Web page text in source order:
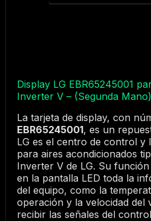
Display LG EBR65245001
Inverter V – (Segunda Mano)
La tarjeta de display, con
EBR65245001, es un
LG es el centro de control y
para aires acondicionados
Inverter V de LG. Su
en la pantalla LED toda la
del equipo, como la
operación y la velocidad del
recibir las señales del